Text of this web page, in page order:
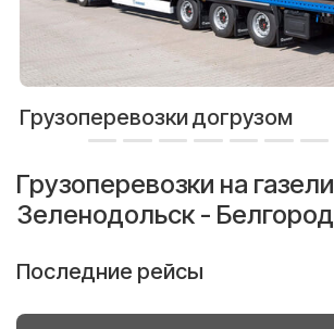
Грузоперевозки догрузом
Грузоперевозки на газели
Зеленодольск - Белгород
Последние рейсы